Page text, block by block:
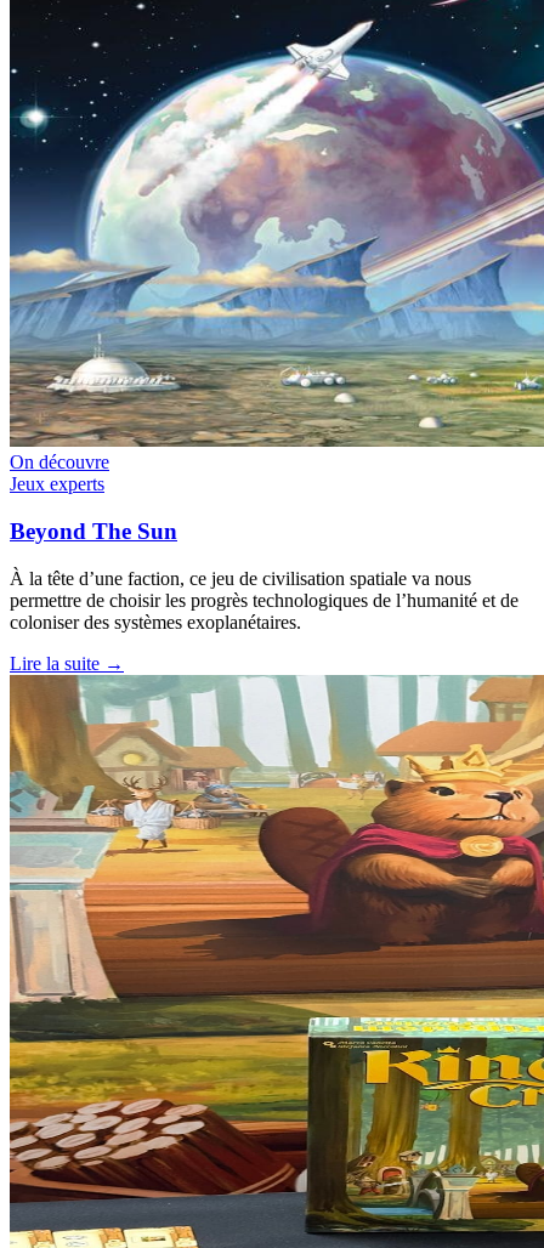
On découvre
Jeux experts
Beyond The Sun
À la tête d’une faction, ce jeu de civilisation spatiale va nous
permettre de choisir les progrès technologiques de l’humanité et de
coloniser des systèmes exoplanétaires.
Lire la suite →